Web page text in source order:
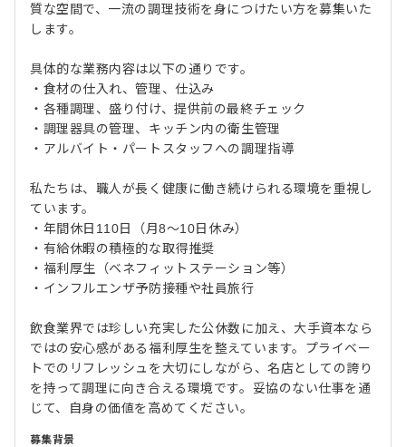
質な空間で、一流の調理技術を身につけたい方を募集いた
します。
具体的な業務内容は以下の通りです。
・食材の仕入れ、管理、仕込み
・各種調理、盛り付け、提供前の最終チェック
・調理器具の管理、キッチン内の衛生管理
・アルバイト・パートスタッフへの調理指導
私たちは、職人が長く健康に働き続けられる環境を重視し
ています。
・年間休日110日（月8〜10日休み）
・有給休暇の積極的な取得推奨
・福利厚生（ベネフィットステーション等）
・インフルエンザ予防接種や社員旅行
飲食業界では珍しい充実した公休数に加え、大手資本なら
ではの安心感がある福利厚生を整えています。プライベー
トでのリフレッシュを大切にしながら、名店としての誇り
を持って調理に向き合える環境です。妥協のない仕事を通
じて、自身の価値を高めてください。
募集背景